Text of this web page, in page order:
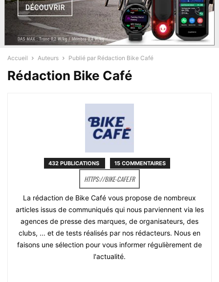
Accueil Auteurs Publié par Rédaction Bike Café
Rédaction Bike Café
432 PUBLICATIONS 15 COMMENTAIRES
HTTPS://BIKE-CAFE.FR
La rédaction de Bike Café vous propose de nombreux
articles issus de communiqués qui nous parviennent via les
agences de presse des marques, de organisateurs, des
clubs, ... et de tests réalisés par nos rédacteurs. Nous en
faisons une sélection pour vous informer régulièrement de
l'actualité.